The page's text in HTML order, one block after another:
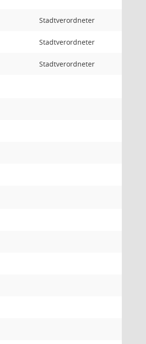
Stadtverordneter
Stadtverordneter
Stadtverordneter